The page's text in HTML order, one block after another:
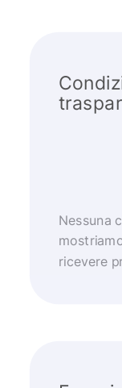
Nessuna
ricevere